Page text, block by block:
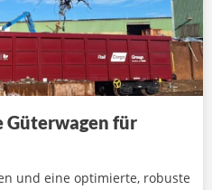
Güterwagen für
und eine optimierte, robuste